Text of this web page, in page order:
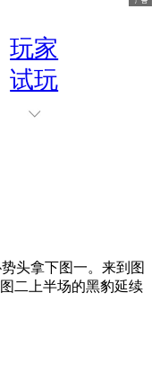
玩家
试玩
头拿下图一。来到图
二上半场的黑豹延续